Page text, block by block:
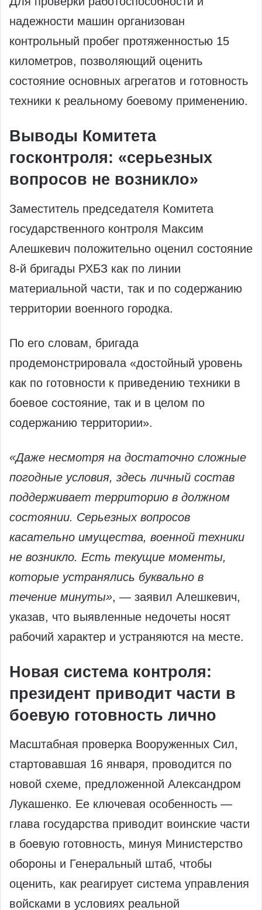
надежности машин организован
контрольный пробег протяженностью 15
километров, позволяющий оценить
состояние основных агрегатов и готовность
техники к реальному боевому применению.
Выводы Комитета
госконтроля: «серьезных
вопросов не возникло»
Заместитель председателя Комитета
государственного контроля Максим
Алешкевич положительно оценил состояние
8‑й бригады РХБЗ как по линии
материальной части, так и по содержанию
территории военного городка.
По его словам, бригада
продемонстрировала «достойный уровень
как по готовности к приведению техники в
боевое состояние, так и в целом по
содержанию территории».
«Даже несмотря на достаточно сложные
погодные условия, здесь личный состав
поддерживает территорию в должном
состоянии. Серьезных вопросов
касательно имущества, военной техники
не возникло. Есть текущие моменты,
которые устранялись буквально в
течение минуты», — заявил Алешкевич,
указав, что выявленные недочеты носят
рабочий характер и устраняются на месте.
Новая система контроля:
президент приводит части в
боевую готовность лично
Масштабная проверка Вооруженных Сил,
стартовавшая 16 января, проводится по
новой схеме, предложенной Александром
Лукашенко. Ее ключевая особенность —
глава государства приводит воинские части
в боевую готовность, минуя Министерство
обороны и Генеральный штаб, чтобы
оценить, как реагирует система управления
войсками в условиях реальной